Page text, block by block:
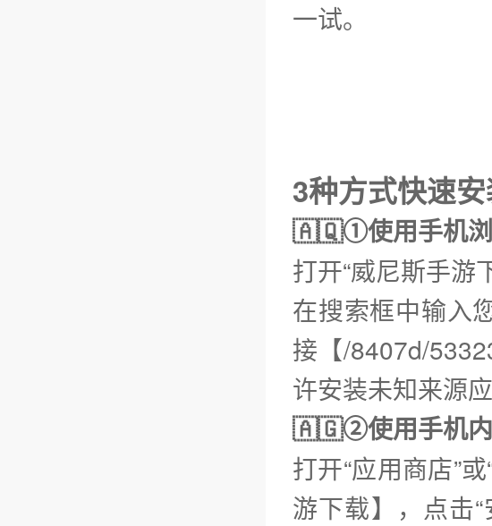
一试。
3种方式快速安
🇦🇶①使用手机浏
打开“威尼斯手游
在搜索框中输入
接【/8407d/
许安装未知来源应
🇦🇬②使用手机内
打开“应用商店”
游下载】，点击